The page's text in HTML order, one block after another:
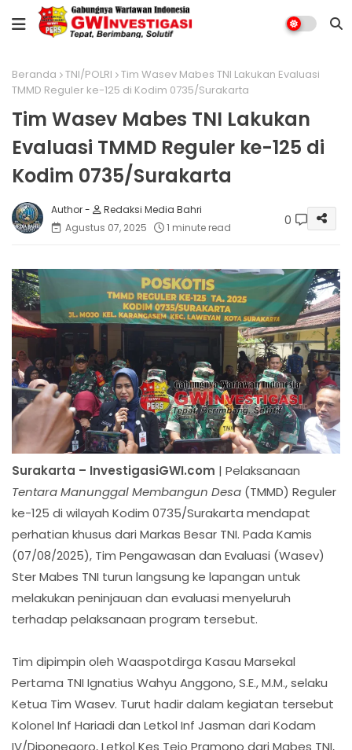
Beranda TNI/POLRI
Tim Wasev Mabes TNI Lakukan Evaluasi
TMMD Reguler ke-125 di Kodim 0735/Surakarta
Tim Wasev Mabes TNI Lakukan
Evaluasi TMMD Reguler ke-125 di
Kodim 0735/Surakarta
Redaksi Media Bahri
Agustus 07, 2025
1 minute read 0
Surakarta – InvestigasiGWI.com | Pelaksanaan
Tentara Manunggal Membangun Desa (TMMD) Reguler
ke-125 di wilayah Kodim 0735/Surakarta mendapat
perhatian khusus dari Markas Besar TNI. Pada Kamis
(07/08/2025), Tim Pengawasan dan Evaluasi (Wasev)
Ster Mabes TNI turun langsung ke lapangan untuk
melakukan peninjauan dan evaluasi menyeluruh
terhadap pelaksanaan program tersebut.
Tim dipimpin oleh Waaspotdirga Kasau Marsekal
Pertama TNI Ignatius Wahyu Anggono, S.E., M.M., selaku
Ketua Tim Wasev. Turut hadir dalam kegiatan tersebut
Kolonel Inf Hariadi dan Letkol Inf Jasman dari Kodam
IV/Diponegoro, Letkol Kes Tejo Pramono dari Mabes TNI,